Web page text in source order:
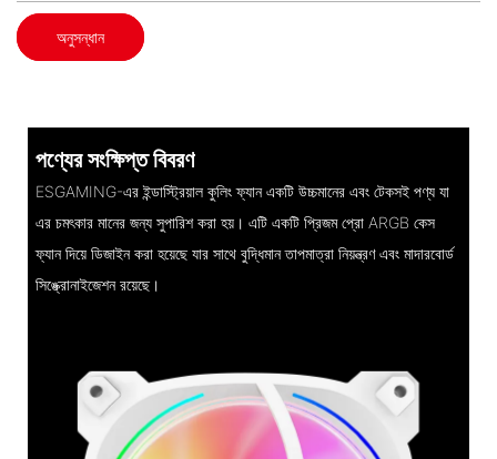
অনুসন্ধান
পণ্যের সংক্ষিপ্ত বিবরণ
ESGAMING-এর ইন্ডাস্ট্রিয়াল কুলিং ফ্যান একটি উচ্চমানের এবং টেকসই পণ্য যা
এর চমৎকার মানের জন্য সুপারিশ করা হয়। এটি একটি প্রিজম প্রো ARGB কেস
ফ্যান দিয়ে ডিজাইন করা হয়েছে যার সাথে বুদ্ধিমান তাপমাত্রা নিয়ন্ত্রণ এবং মাদারবোর্ড
সিঙ্ক্রোনাইজেশন রয়েছে।